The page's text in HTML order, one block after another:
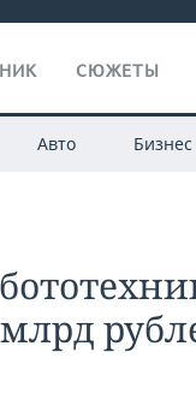
СЮЖЕТЫ
Авто Бизнес